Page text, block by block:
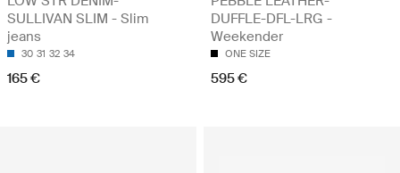
SULLIVAN SLIM - Slim
jeans
30 31 32 34
165 €
DUFFLE-DFL-LRG -
Weekender
ONE SIZE
595 €